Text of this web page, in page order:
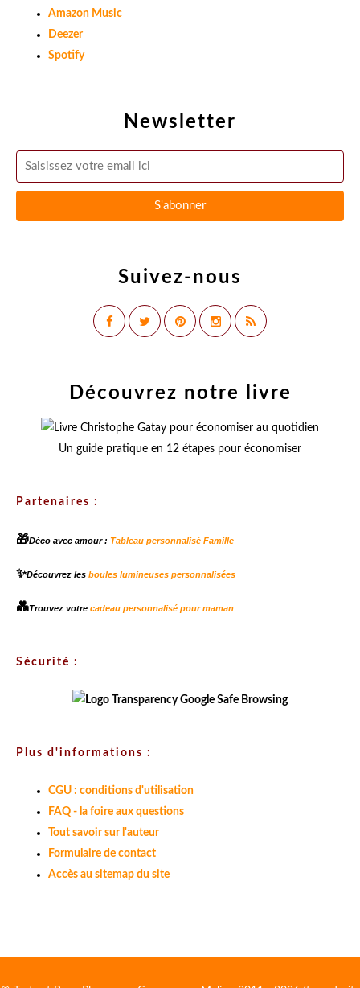
Newsletter
Suivez-nous
Amazon Music
Deezer
Spotify
Découvrez notre livre
Un guide pratique en 12 étapes pour économiser
Partenaires :
🎁Déco avec amour : Tableau personnalisé Famille
✨Découvrez les boules lumineuses personnalisées
💑Trouvez votre cadeau personnalisé pour maman
Sécurité :
Plus d'informations :
CGU : conditions d'utilisation
FAQ - la foire aux questions
Tout savoir sur l'auteur
Formulaire de contact
Accès au sitemap du site